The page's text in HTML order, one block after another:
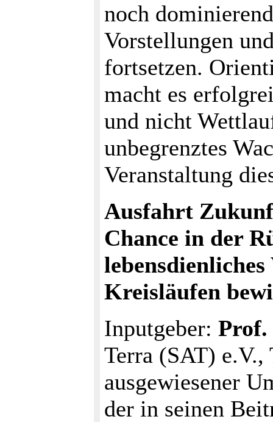
noch
Vorstellungen
fortsetzen.
macht es
und nicht
unbegrenztes
Veranstaltung
Ausfahrt
Chance in der
Kreisläufen
Inputgeber:
Terra (SAT)
ausgewiesener
der in seinen